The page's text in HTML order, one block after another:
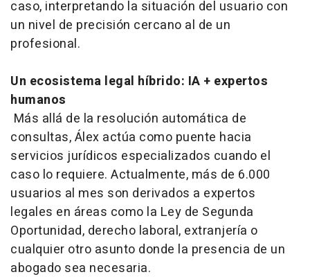
caso, interpretando la situación del usuario con
un nivel de precisión cercano al de un
profesional.
Un ecosistema legal híbrido: IA + expertos
humanos
Más allá de la resolución automática de
consultas, Álex actúa como puente hacia
servicios jurídicos especializados cuando el
caso lo requiere. Actualmente, más de 6.000
usuarios al mes son derivados a expertos
legales en áreas como la Ley de Segunda
Oportunidad, derecho laboral, extranjería o
cualquier otro asunto donde la presencia de un
abogado sea necesaria.